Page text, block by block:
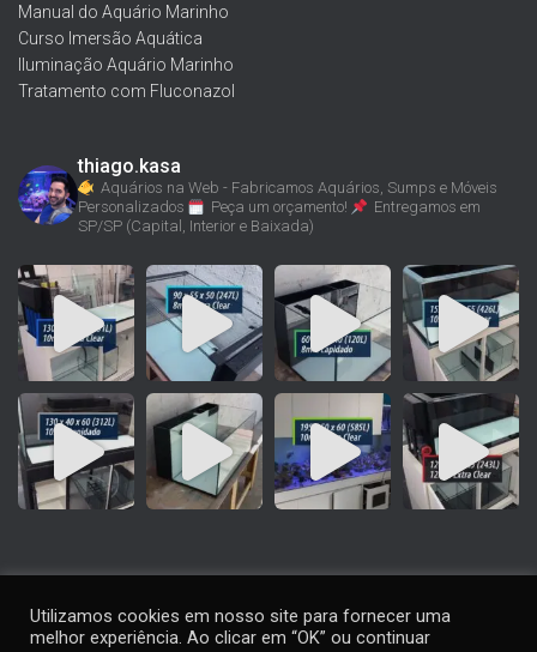
Manual do Aquário Marinho
Curso Imersão Aquática
Iluminação Aquário Marinho
Tratamento com Fluconazol
thiago.kasa
Aquários na Web - Fabricamos Aquários, Sumps e Móveis
Personalizados
Peça um orçamento!
Entregamos em
SP/SP (Capital, Interior e Baixada)
Utilizamos cookies em nosso site para fornecer uma
melhor experiência. Ao clicar em “OK” ou continuar